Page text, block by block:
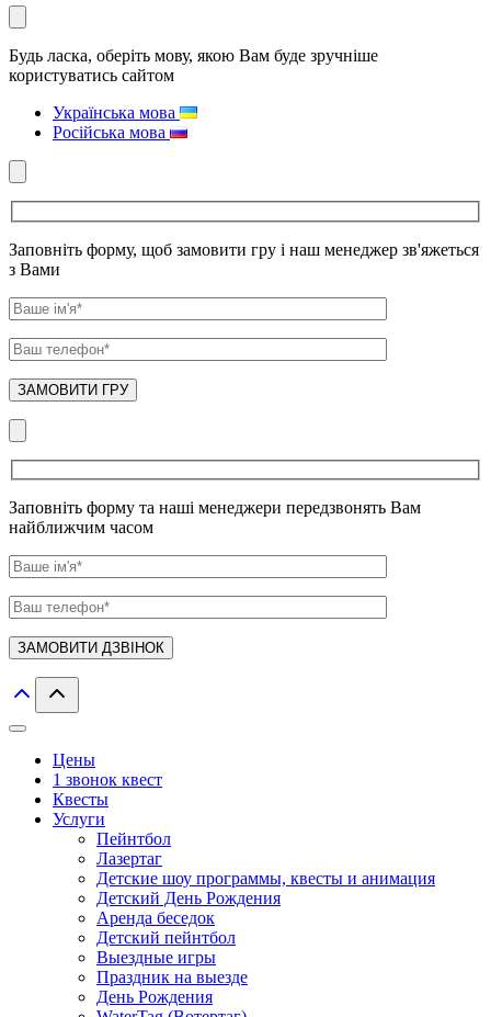
Будь ласка, оберіть мову, якою Вам буде зручніше
користуватись сайтом
Українська мова
Російська мова
Заповніть форму, щоб замовити гру і наш менеджер зв'яжеться
з Вами
Заповніть форму та наші менеджери передзвонять Вам
найближчим часом
Цены
1 звонок квест
Квесты
Услуги
Пейнтбол
Лазертаг
Детские шоу программы, квесты и анимация
Детский День Рождения
Аренда беседок
Детский пейнтбол
Выездные игры
Праздник на выезде
День Рождения